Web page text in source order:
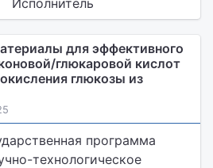
Исполнитель
для эффективного
глюкаровой кислот
глюкозы из
программа
технологическое